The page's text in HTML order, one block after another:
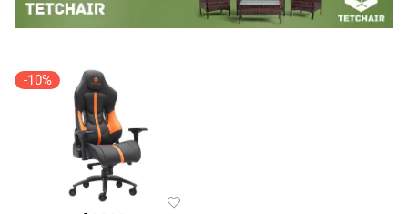
-10%